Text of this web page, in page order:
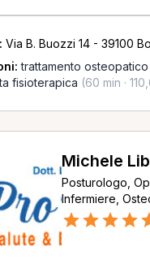
Via B. Buozzi 14 - 39100
trattamento osteopatico
fisioterapica (60 min ·
Michele
Posturologo,
Infermiere,